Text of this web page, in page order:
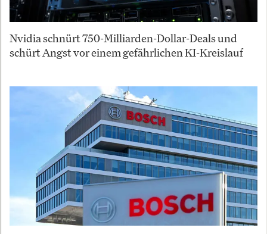
Nvidia schnürt 750-Milliarden-Dollar-Deals und
schürt Angst vor einem gefährlichen KI-Kreislauf